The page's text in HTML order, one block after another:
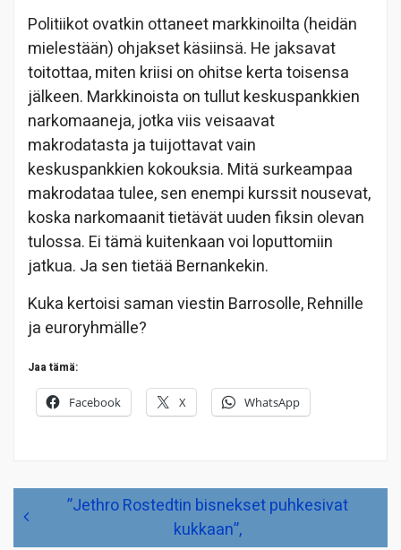
Politiikot ovatkin ottaneet markkinoilta (heidän
mielestään) ohjakset käsiinsä. He jaksavat
toitottaa, miten kriisi on ohitse kerta toisensa
jälkeen. Markkinoista on tullut keskuspankkien
narkomaaneja, jotka viis veisaavat
makrodatasta ja tuijottavat vain
keskuspankkien kokouksia. Mitä surkeampaa
makrodataa tulee, sen enempi kurssit nousevat,
koska narkomaanit tietävät uuden fiksin olevan
tulossa. Ei tämä kuitenkaan voi loputtomiin
jatkua. Ja sen tietää Bernankekin.
Kuka kertoisi saman viestin Barrosolle, Rehnille
ja euroryhmälle?
Jaa tämä:
Facebook X WhatsApp
Artikkelien
selaus
”Jethro Rostedtin bisnekset puhkesivat
kukkaan”,